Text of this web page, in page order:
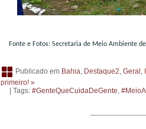
Fonte e Fotos: Secretaria de Meio Ambiente
Publicado em Bahia, Destaque2, Geral ,
primeiro! »
| Tags: #GenteQueCuidaDeGente,